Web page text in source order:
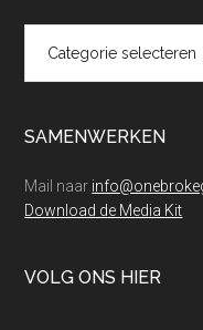
SAMENWERKEN
Mail naar
Download de Media Kit
VOLG ONS HIER